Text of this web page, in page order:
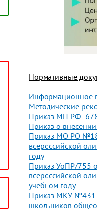
Нормативные
Информационное
Методические
Приказ МП РФ -
Приказ о
Приказ МО РО
всероссийской
году
Приказ УоПР/755
всероссийской
учебном году
Приказ МКУ №431
школьников